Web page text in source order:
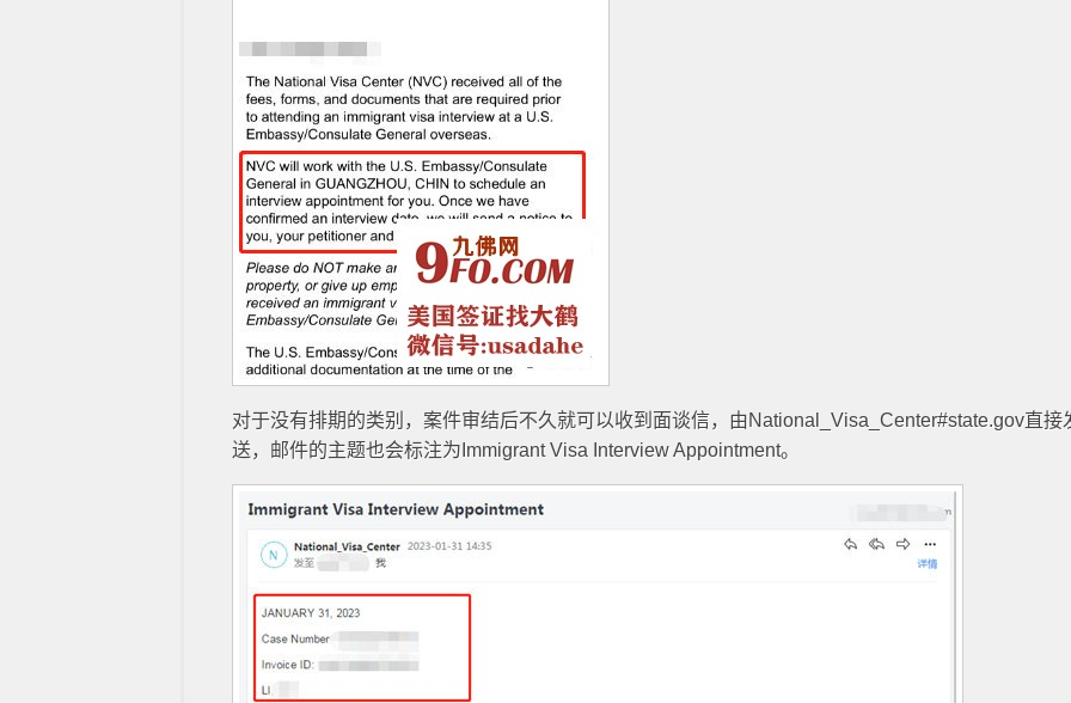
对于没有排期的类别，案件审结后不久就可以收到面谈信，由National_Visa_Center#state.gov直接
送，邮件的主题也会标注为Immigrant Visa Interview Appointment。